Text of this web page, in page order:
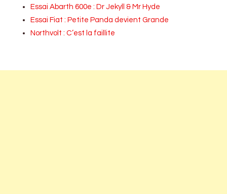
Essai Abarth 600e : Dr Jekyll & Mr Hyde
Essai Fiat : Petite Panda devient Grande
Northvolt : C’est la faillite